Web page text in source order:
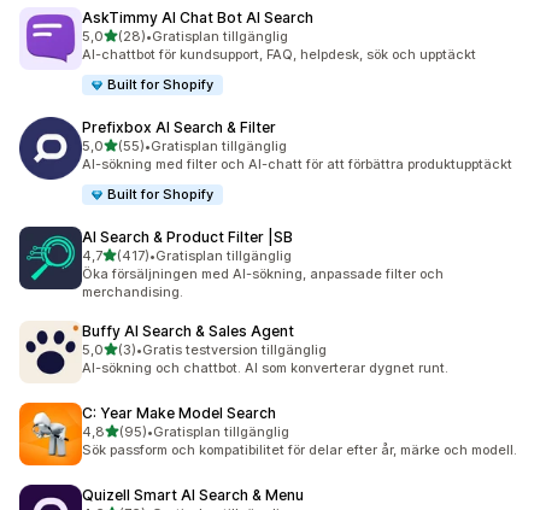
AskTimmy AI Chat Bot AI Search
5,0av 5 stjärnor
(28)
28 recensioner totalt
•Gratisplan tillgänglig
AI-chattbot för kundsupport, FAQ, helpdesk, sök och upptäckt
Built for Shopify
Prefixbox AI Search & Filter
5,0av 5 stjärnor
(55)
55 recensioner totalt
•Gratisplan tillgänglig
AI-sökning med filter och AI-chatt för att förbättra produktupptäckt
Built for Shopify
AI Search & Product Filter |SB
4,7av 5 stjärnor
(417)
417 recensioner totalt
•Gratisplan tillgänglig
Öka försäljningen med AI-sökning, anpassade filter och
merchandising.
Buffy AI Search & Sales Agent
5,0av 5 stjärnor
(3)
3 recensioner totalt
•Gratis testversion tillgänglig
AI-sökning och chattbot. AI som konverterar dygnet runt.
C: Year Make Model Search
4,8av 5 stjärnor
(95)
95 recensioner totalt
•Gratisplan tillgänglig
Sök passform och kompatibilitet för delar efter år, märke och modell.
Quizell Smart AI Search & Menu